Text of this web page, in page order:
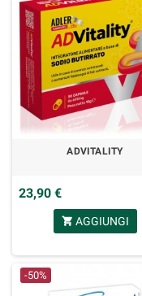
ADVITALITY
23,90 €
shopping_cart AGGIUNGI
-50%